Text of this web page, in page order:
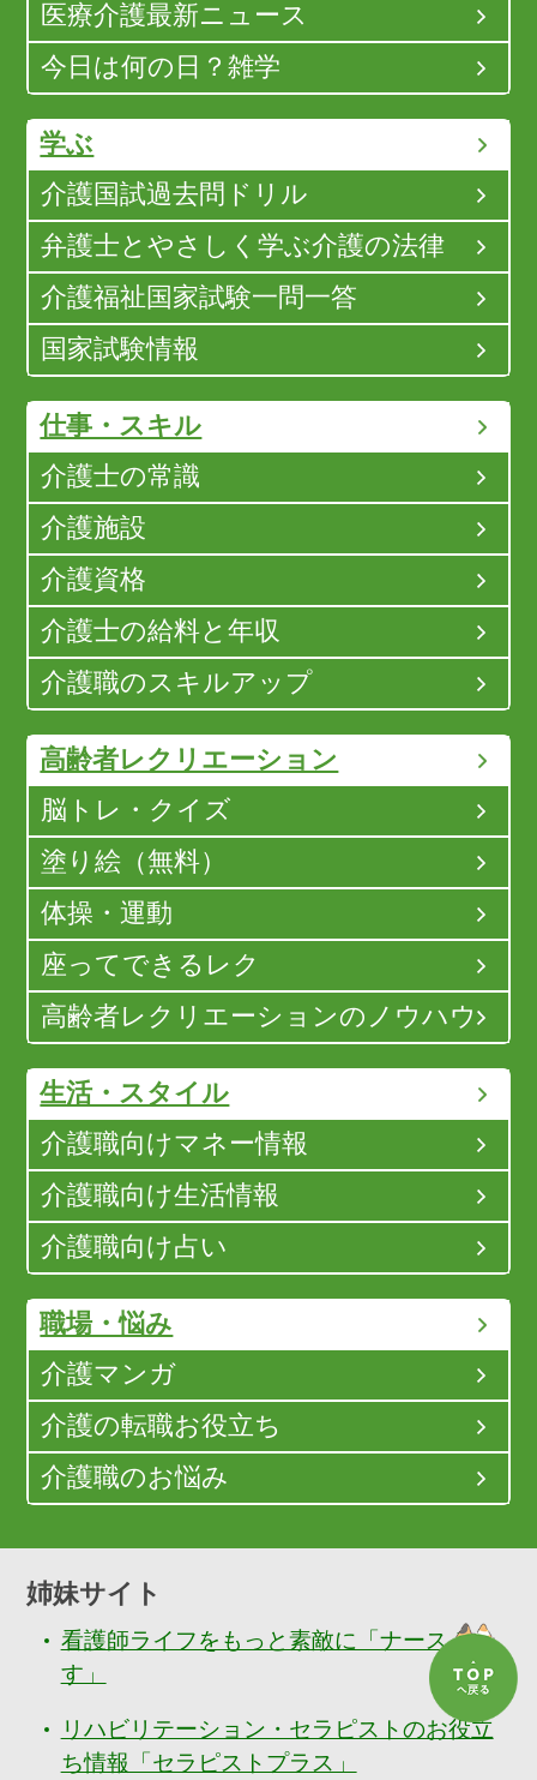
医療介護最新ニュース
今日は何の日？雑学
学ぶ
介護国試過去問ドリル
弁護士とやさしく学ぶ介護の法律
介護福祉国家試験一問一答
国家試験情報
仕事・スキル
介護士の常識
介護施設
介護資格
介護士の給料と年収
介護職のスキルアップ
高齢者レクリエーション
脳トレ・クイズ
塗り絵（無料）
体操・運動
座ってできるレク
高齢者レクリエーションのノウハウ
生活・スタイル
介護職向けマネー情報
介護職向け生活情報
介護職向け占い
職場・悩み
介護マンガ
介護の転職お役立ち
介護職のお悩み
姉妹サイト
看護師ライフをもっと素敵に「ナースぷら
す」
リハビリテーション・セラピストのお役立
ち情報「セラピストプラス」